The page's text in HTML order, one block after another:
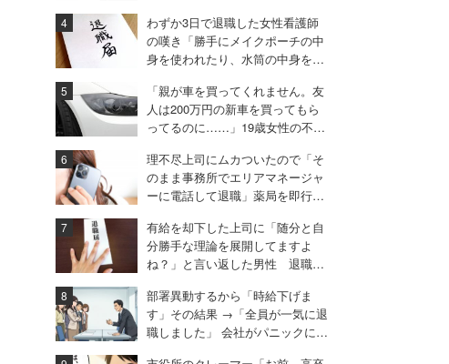
わずか3日で退職した女性看護師
の嘆き「勝手にメイクポーチの中
身を使われたり、水筒の中身を捨
「親が車を買ってくれません。友
人は200万円の新車を買ってもら
ってるのに……」19歳女性の不満
理不尽上司にムカついたので「そ
のまま事務所でエリアマネージャ
ーに電話して退職」薬局を即行で
有給を却下した上司に「随分と自
分勝手な理論を展開してますよ
ね？」と言い返した男性 退職届
部署異動するから「時給下げま
す」その結果 →「全員が一気に退
職しました」 会社がパニックに陥